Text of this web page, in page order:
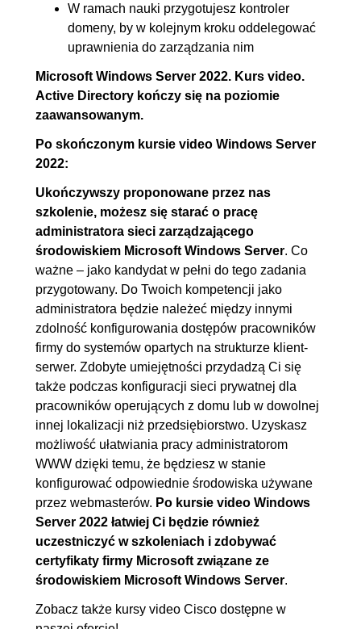
6.1. Replikacja kontrolera
domeny
OGLĄDAJ »
6.2. Failover
00:11:03
6.3. RODC (kontroler tylko do
odczytu)
00:14:20
6.4. Serwer w klastrze
00:17:23
6.5. AD LDS
6.6. Migracja serwerów
6.7. Zakończenie
W ramach nauki przygotujesz kontroler
domeny, by w kolejnym kroku oddelegować
uprawnienia do zarządzania nim
Microsoft Windows Server 2022. Kurs video.
Active Directory kończy się na poziomie
zaawansowanym.
Po skończonym kursie video Windows Server
2022:
Ukończywszy proponowane przez nas
szkolenie, możesz się starać o pracę
administratora sieci zarządzającego
środowiskiem Microsoft Windows Server. Co
ważne – jako kandydat w pełni do tego zadania
przygotowany. Do Twoich kompetencji jako
administratora będzie należeć między innymi
zdolność konfigurowania dostępów pracowników
firmy do systemów opartych na strukturze klient-
serwer. Zdobyte umiejętności przydadzą Ci się
także podczas konfiguracji sieci prywatnej dla
pracowników operujących z domu lub w dowolnej
innej lokalizacji niż przedsiębiorstwo. Uzyskasz
możliwość ułatwiania pracy administratorom
WWW dzięki temu, że będziesz w stanie
konfigurować odpowiednie środowiska używane
przez webmasterów. Po kursie video Windows
Server 2022 łatwiej Ci będzie również
uczestniczyć w szkoleniach i zdobywać
certyfikaty firmy Microsoft związane ze
środowiskiem Microsoft Windows Server.
Zobacz także kursy video Cisco dostępne w